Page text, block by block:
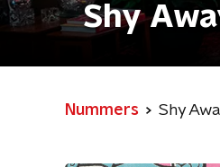
Shy
Nummers Shy